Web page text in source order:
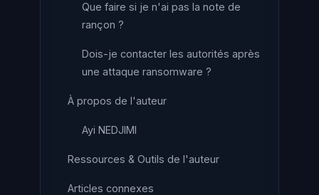
Que faire si je n'ai pas la note de
rançon ?
Dois-je contacter les autorités après
une attaque ransomware ?
À propos de l'auteur
Ayi NEDJIMI
Ressources & Outils de l'auteur
Articles connexes